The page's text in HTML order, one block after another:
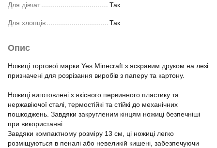
Для дівчат Так
Для хлопців Так
Опис
Ножиці торгової марки Yes Minecraft з яскравим друком на лезі
призначені для розрізання виробів з паперу та картону.
Ножиці виготовлені з якісного первинного пластику та
нержавіючої сталі, термостійкі та стійкі до механічних
пошкоджень. Завдяки закругленим кінцям ножиці безпечніші
при використанні.
Завдяки компактному розміру 13 см, ці ножиці легко
розміщуються в пеналі або невеликій кишені, забезпечуючи